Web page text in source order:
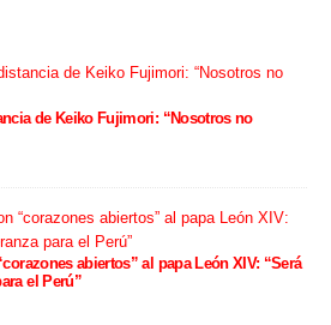
de Keiko Fujimori: “Nosotros no
abiertos” al papa León XIV: “Será
el Perú”